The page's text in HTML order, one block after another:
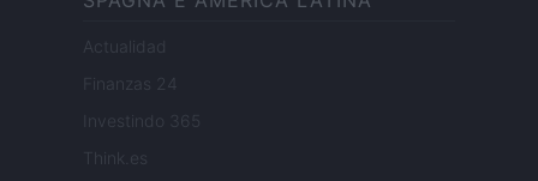
Actualidad
Finanzas 24
Investindo 365
Think.es